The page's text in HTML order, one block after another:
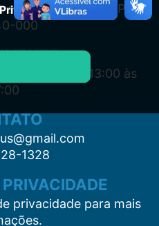
s/n, Centro CEP:
000
às 11:00 e das 13:00 às
1328
privacidade para mais